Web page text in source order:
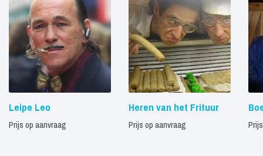
Leipe Leo
Prijs op aanvraag
Heren van het Frituur
Prijs op aanvraag